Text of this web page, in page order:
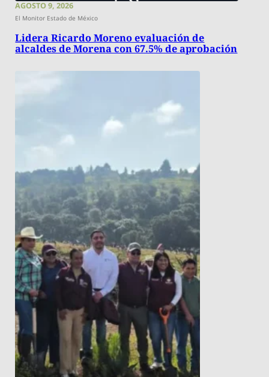
AGOSTO 9, 2026
El Monitor Estado de México
Lidera Ricardo Moreno evaluación de
alcaldes de Morena con 67.5% de aprobación